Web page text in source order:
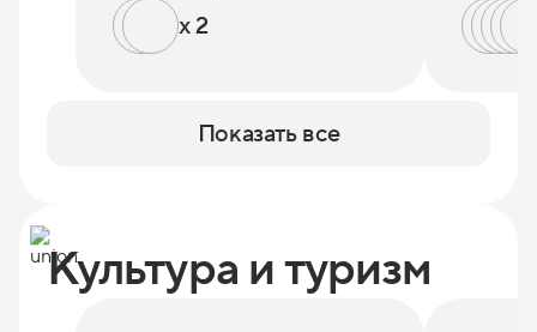
x 2
Показать все
Культура и туризм